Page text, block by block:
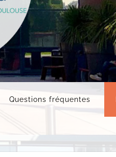
Questions fréquentes